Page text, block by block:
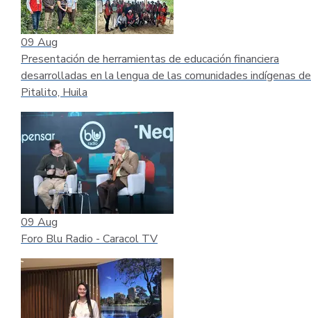
09 Aug
Presentación de herramientas de educación financiera
desarrolladas en la lengua de las comunidades indígenas de
Pitalito, Huila
09 Aug
Foro Blu Radio - Caracol TV